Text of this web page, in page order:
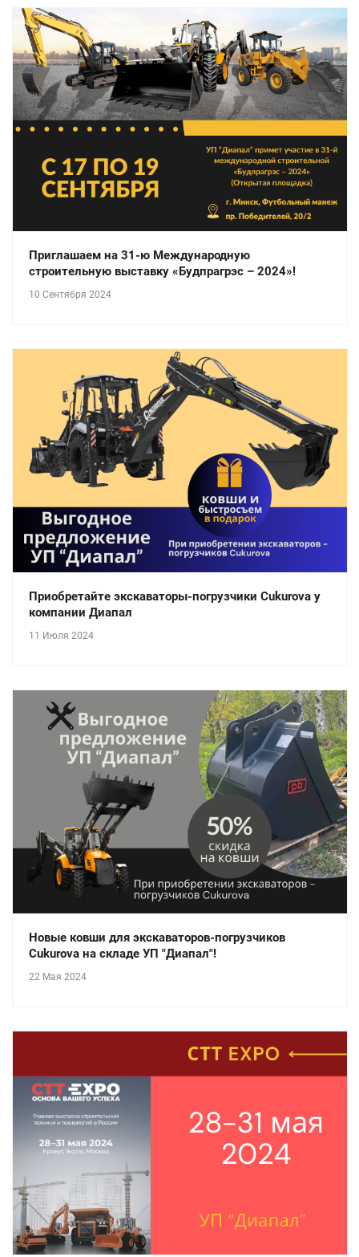
Приглашаем на 31-ю Международную
строительную выставку «Будпрагрэс – 2024»!
10 Сентября 2024
Приобретайте экскаваторы-погрузчики Cukurova у
компании Диапал
11 Июля 2024
Новые ковши для экскаваторов-погрузчиков
Cukurova на складе УП "Диапал"!
22 Мая 2024